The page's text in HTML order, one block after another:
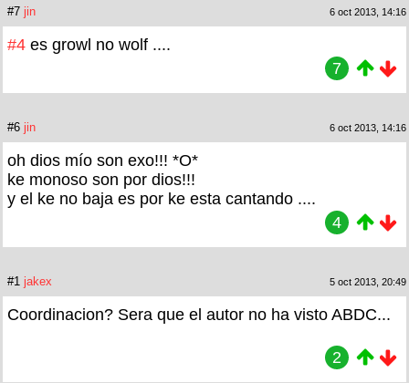
#7 jin 6 oct 2013, 14:16
#4 es growl no wolf ....
7
#6 jin 6 oct 2013, 14:16
oh dios mío son exo!!! *O*
ke monoso son por dios!!!
y el ke no baja es por ke esta cantando ....
4
#1 jakex 5 oct 2013, 20:49
Coordinacion? Sera que el autor no ha visto ABDC...
2